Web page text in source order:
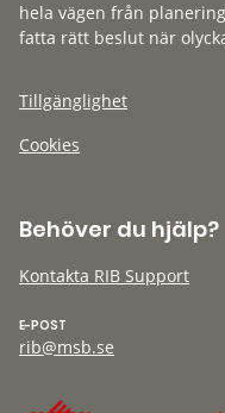
hela vägen från
fatta rätt beslut när
Tillgänglighet
Cookies
Behöver du hjälp?
Kontakta RIB Support
E-POST
rib@msb.se